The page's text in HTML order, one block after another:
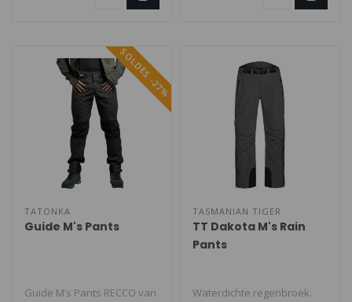
SOLDES -27%
TATONKA
Guide M's Pants
Guide M’s Pants RECCO van
TASMANIAN TIGER
TT Dakota M's Rain
Pants
Waterdichte regenbroek.